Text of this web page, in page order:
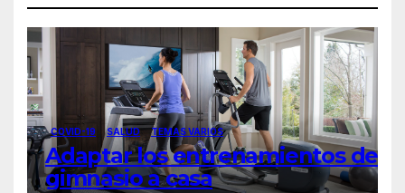
COVID-19 SALUD TEMAS VARIOS
Adaptar los entrenamientos del
gimnasio a casa